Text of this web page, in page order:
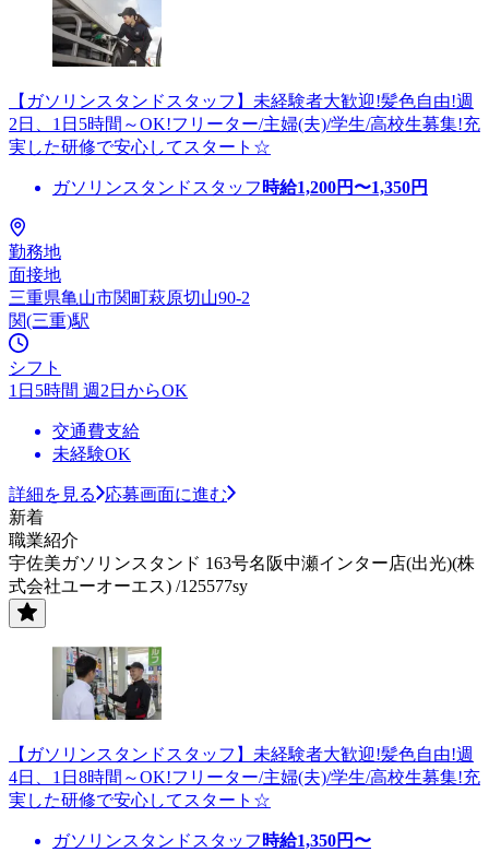
【ガソリンスタンドスタッフ】未経験者大歓迎!髪色自由!週
2日、1日5時間～OK!フリーター/主婦(夫)/学生/高校生募集!充
実した研修で安心してスタート☆
ガソリンスタンドスタッフ 時給1,200円〜1,350円
勤務地
面接地
三重県亀山市関町萩原切山90-2
関(三重)駅
シフト
1日5時間 週2日からOK
交通費支給
未経験OK
詳細を見る
応募画面に進む
新着
職業紹介
宇佐美ガソリンスタンド 163号名阪中瀬インター店(出光)(株
式会社ユーオーエス) /125577sy
【ガソリンスタンドスタッフ】未経験者大歓迎!髪色自由!週
4日、1日8時間～OK!フリーター/主婦(夫)/学生/高校生募集!充
実した研修で安心してスタート☆
ガソリンスタンドスタッフ 時給1,350円〜